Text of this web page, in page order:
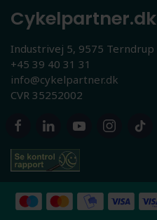
Cykelpartner.dk
Industrivej 5, 9575 Terndrup
+45 39 40 31 31
info@cykelpartner.dk
CVR 35252002